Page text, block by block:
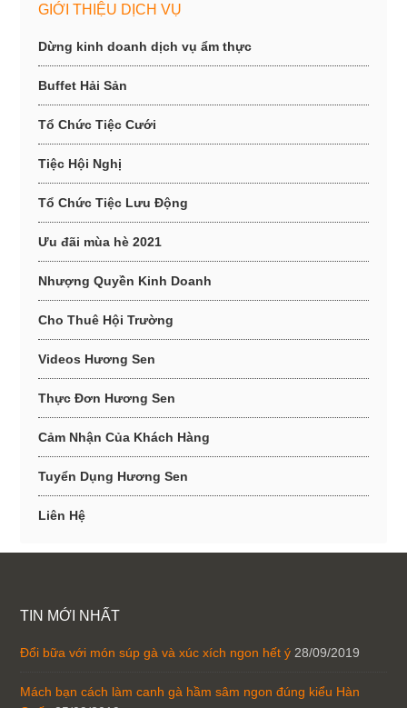
GIỚI THIỆU DỊCH VỤ
Dừng kinh doanh dịch vụ ẩm thực
Buffet Hải Sản
Tổ Chức Tiệc Cưới
Tiệc Hội Nghị
Tổ Chức Tiệc Lưu Động
Ưu đãi mùa hè 2021
Nhượng Quyền Kinh Doanh
Cho Thuê Hội Trường
Videos Hương Sen
Thực Đơn Hương Sen
Cảm Nhận Của Khách Hàng
Tuyển Dụng Hương Sen
Liên Hệ
TIN MỚI NHẤT
Đổi bữa với món súp gà và xúc xích ngon hết ý 28/09/2019
Mách bạn cách làm canh gà hầm sâm ngon đúng kiểu Hàn